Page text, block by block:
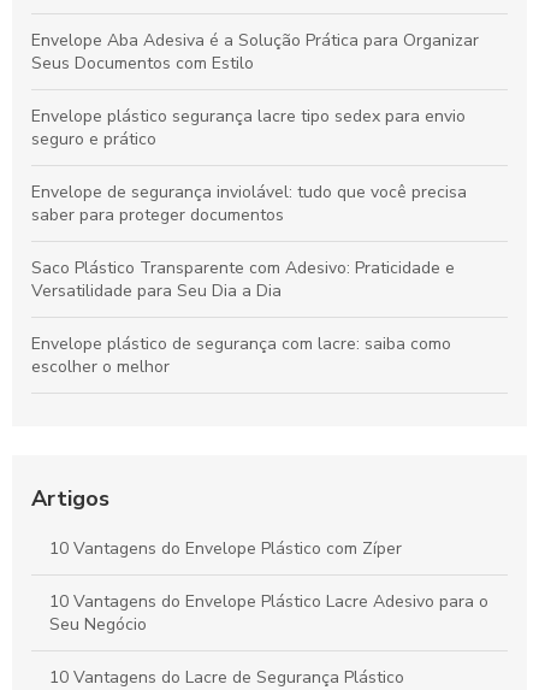
Envelope Aba Adesiva é a Solução Prática para Organizar
Seus Documentos com Estilo
Envelope plástico segurança lacre tipo sedex para envio
seguro e prático
Envelope de segurança inviolável: tudo que você precisa
saber para proteger documentos
Saco Plástico Transparente com Adesivo: Praticidade e
Versatilidade para Seu Dia a Dia
Envelope plástico de segurança com lacre: saiba como
escolher o melhor
Envelope Adesivado é a Solução Prática para Organizar e
Envelope segurança: como garantir a proteção dos seus
documentos
Envelope plástico bolha é a solução perfeita para proteger
seus produtos
Artigos
10 Vantagens do Envelope Plástico com Zíper
10 Vantagens do Envelope Plástico Lacre Adesivo para o
Seu Negócio
10 Vantagens do Lacre de Segurança Plástico